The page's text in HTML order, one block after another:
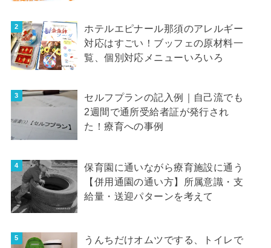
ホテルエピナール那須のアレルギー
対応はすごい！ブッフェの原材料一
覧、個別対応メニューいろいろ
セルフプランの記入例｜自己流でも
2週間で通所受給者証が発行され
た！療育への事例
保育園に通いながら療育施設に通う
【併用通園の通い方】所属意識・支
給量・送迎パターンを考えて
うんちだけオムツでする、トイレで